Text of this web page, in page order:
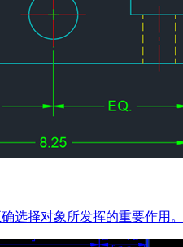
选择对象所发挥的重要作用。